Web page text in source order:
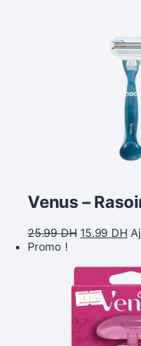
Venus –
25.99DH 15.99 DH
Promo !